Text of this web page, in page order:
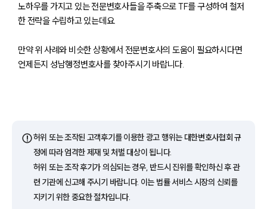
오시는 길
글로벌 파트너 로펌
고객의 소리
통합검색
AI대륜
노하우를 가지고 있는 전문변호사들을 주축으로 TF를 구성하여 철저
한 전략을 수립하고 있는데요.
만약 위 사례와 비슷한 상황에서 전문변호사의 도움이 필요하시다면
언제든지 성남행정변호사를 찾아주시기 바랍니다.
⚠️허위 또는 조작된 고객후기를 이용한 광고 행위는 대한변호사협회 규
정에 따라 엄격한 제재 및 처벌 대상이 됩니다.
허위 또는 조작 후기가 의심되는 경우, 반드시 진위를 확인하신 후 관
련 기관에 신고해 주시기 바랍니다. 이는 법률 서비스 시장의 신뢰를
지키기 위한 중요한 절차입니다.